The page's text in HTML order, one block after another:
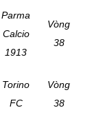
Parma
Calcio
1913
Vòng
38
Torino
FC
Vòng
38